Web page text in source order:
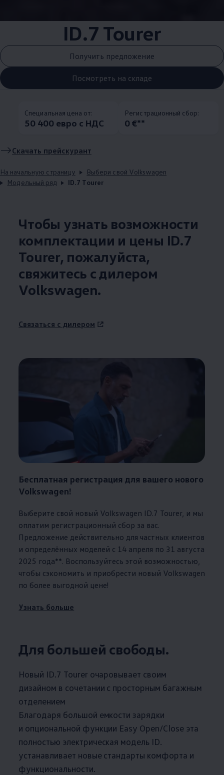
ID.7 Tourer
Получить предложение
Посмотреть на складе
Специальная цена от:
50 400 евро с НДС
Pегистрационный сбор:
0 €**
Скачать прейскурант
На начальную страницу
Выбери свой Volkswagen
Модельный ряд
ID.7 Tourer
Чтобы узнать возможности
комплектации и цены ID.7
Tourer, пожалуйста,
свяжитесь с дилером
Volkswagen.
Связаться с дилером
Бесплатная регистрация для вашего нового
Volkswagen!
Выберите свой новый Volkswagen ID.7 Tourer, и мы
оплатим регистрационный сбор за вас.
Предложение действительно для частных клиентов
и определённых моделей с 14 апреля по 31 августа
2025 года**. Воспользуйтесь этой возможностью,
чтобы сэкономить и приобрести новый Volkswagen
по более выгодной цене!
Узнать больше
Для большей свободы.
Новый ID.7 Tourer очаровывает своим
дизайном в сочетании с просторным багажным
отделением
Благодаря большой емкости зарядки
и опциональной функции Easy Open/Close эта
полностью электрическая модель ID.
устанавливает новые стандарты комфорта и
функциональности.